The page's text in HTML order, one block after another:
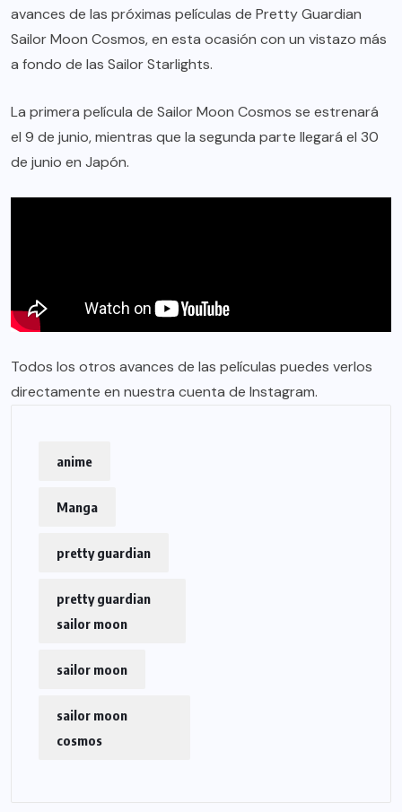
avances de las próximas películas de Pretty Guardian
Sailor Moon Cosmos, en esta ocasión con un vistazo más
a fondo de las Sailor Starlights.
La primera película de Sailor Moon Cosmos se estrenará
el 9 de junio, mientras que la segunda parte llegará el 30
de junio en Japón.
Todos los otros avances de las películas puedes verlos
directamente en nuestra cuenta de Instagram.
anime
Manga
pretty guardian
pretty guardian
sailor moon
sailor moon
sailor moon
cosmos